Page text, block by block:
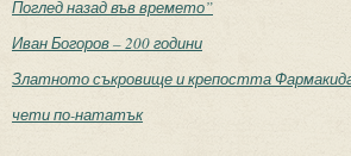
Поглед назад във времето”
Иван Богоров – 200 години
Златното съкровище и крепостта
чети по-нататък